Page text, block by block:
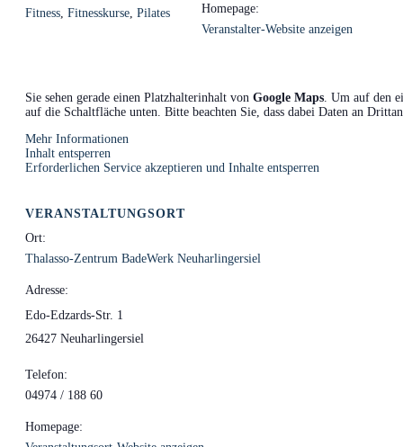
Fitness Fitnesskurse Pilates
Homepage:
Veranstalter-Website anzeigen
VERANSTALTUNGSORT
Ort:
Thalasso-Zentrum BadeWerk Neuharlingersiel
Adresse:
Edo-Edzards-Str. 1
26427 Neuharlingersiel
Telefon:
04974 / 188 60
Homepage:
Sie sehen gerade einen Platzhalterinhalt von Google Maps . Um auf den
auf die Schaltfläche unten. Bitte beachten Sie, dass dabei Daten an
Mehr Informationen
Inhalt entsperren
Erforderlichen Service akzeptieren und Inhalte entsperren